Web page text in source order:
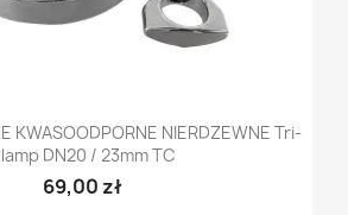
KWASOODPORNE NIERDZEWNE Tri-
DN20 / 23mm TC
69,00 zł